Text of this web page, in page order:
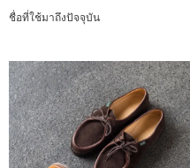
ชื่อที่ใช้มาถึงปัจจุบัน